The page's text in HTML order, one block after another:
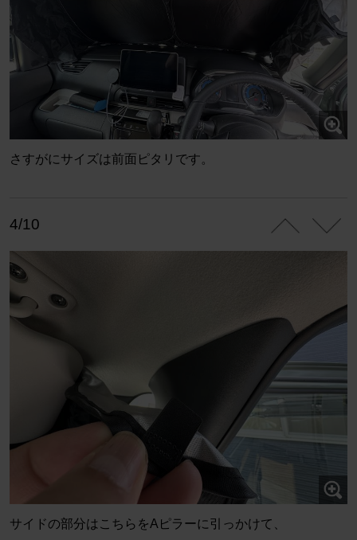
さすがにサイズは前面ピタリです。
4/10
サイドの部分はこちらをAピラーに引っかけて、